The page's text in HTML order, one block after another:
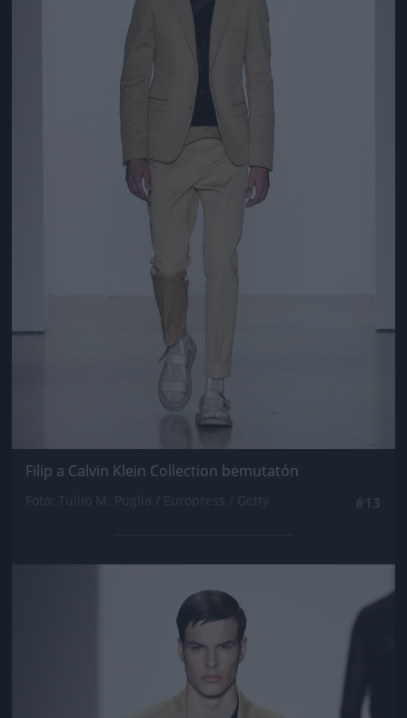
Filip a Calvin Klein Collection bemutatón
Jön még kép!